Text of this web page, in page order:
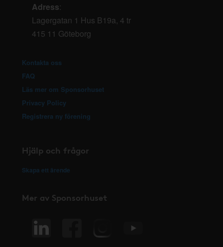
Adress:
Lagergatan 1 Hus B19a, 4 tr
415 11 Göteborg
Kontakta oss
FAQ
Läs mer om Sponsorhuset
Privacy Policy
Registrera ny förening
Hjälp och frågor
Skapa ett ärende
Mer av Sponsorhuset